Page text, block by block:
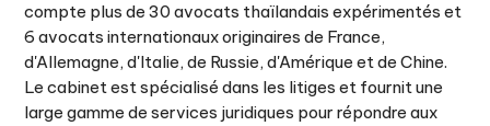
compte plus de 30 avocats thaïlandais expérimentés et
6 avocats internationaux originaires de France,
d'Allemagne, d'Italie, de Russie, d'Amérique et de Chine.
Le cabinet est spécialisé dans les litiges et fournit une
large gamme de services juridiques pour répondre aux